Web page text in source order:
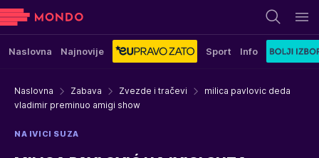
Naslovna Najnovije Sport Info
Naslovna Zabava Zvezde i tračevi
milica pavlovic deda
vladimir preminuo amigi show
NA IVICI SUZA